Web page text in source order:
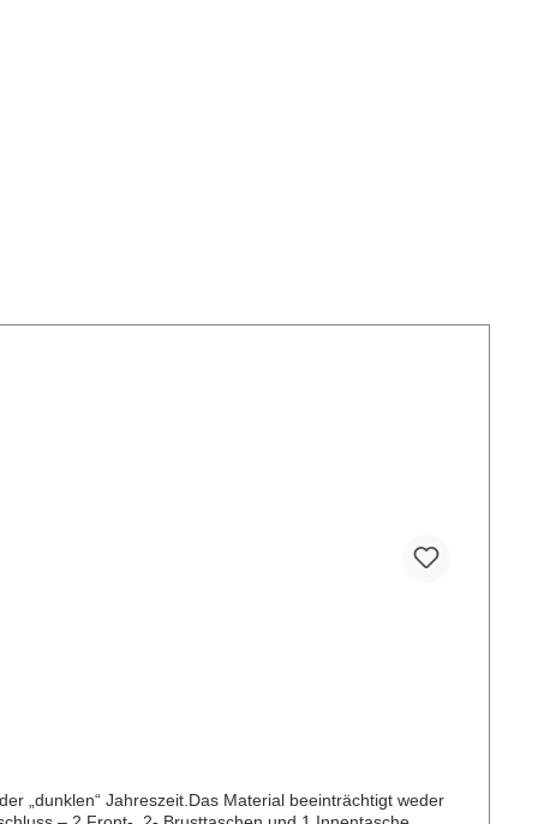
„dunklen“ Jahreszeit.Das Material beeinträchtigt weder